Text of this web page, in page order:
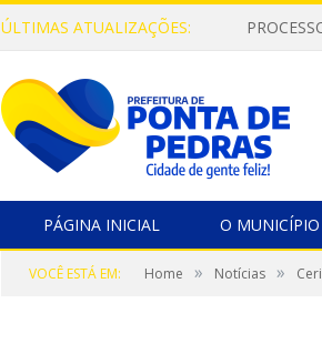
ÚLTIMAS ATUALIZAÇÕES:
PÁGINA INICIAL O MUNICÍPIO
VOCÊ ESTÁ EM: Home » Notícias »